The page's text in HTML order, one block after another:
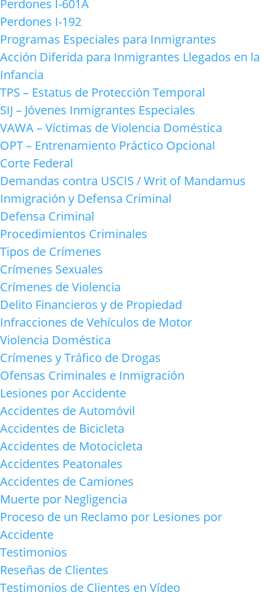
Perdones I-601A
Perdones I-192
Programas Especiales para Inmigrantes
Acción Diferida para Inmigrantes Llegados en la
Infancia
TPS – Estatus de Protección Temporal
SIJ – Jóvenes Inmigrantes Especiales
VAWA – Víctimas de Violencia Doméstica
OPT – Entrenamiento Práctico Opcional
Corte Federal
Demandas contra USCIS / Writ of Mandamus
Inmigración y Defensa Criminal
Defensa Criminal
Procedimientos Criminales
Tipos de Crímenes
Crímenes Sexuales
Crímenes de Violencia
Delito Financieros y de Propiedad
Infracciones de Vehículos de Motor
Violencia Doméstica
Crímenes y Tráfico de Drogas
Ofensas Criminales e Inmigración
Lesiones por Accidente
Accidentes de Automóvil
Accidentes de Bicicleta
Accidentes de Motocicleta
Accidentes Peatonales
Accidentes de Camiones
Muerte por Negligencia
Proceso de un Reclamo por Lesiones por
Accidente
Testimonios
Reseñas de Clientes
Testimonios de Clientes en Vídeo